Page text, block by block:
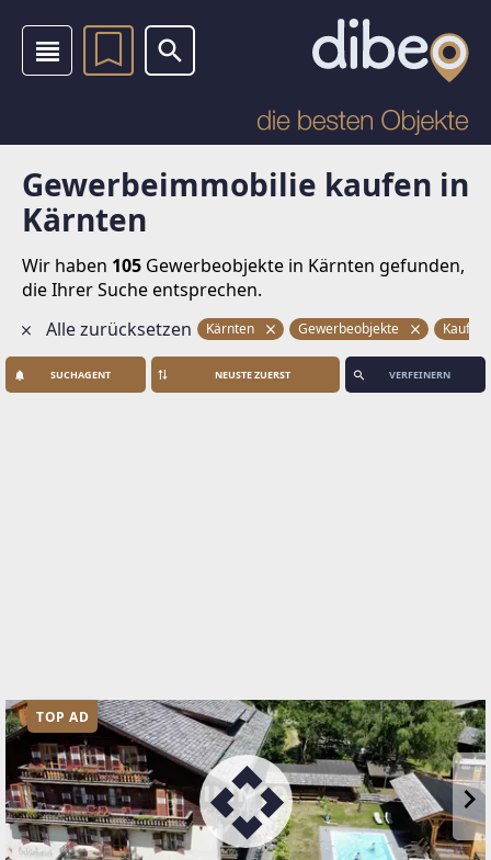
Gewerbeimmobilie kaufen in
Kärnten
Wir haben 105 Gewerbeobjekte in Kärnten gefunden,
die Ihrer Suche entsprechen.
Alle zurücksetzen
Kärnten Gewerbeobjekte Kauf
SUCHAGENT VERFEINERN
TOP AD